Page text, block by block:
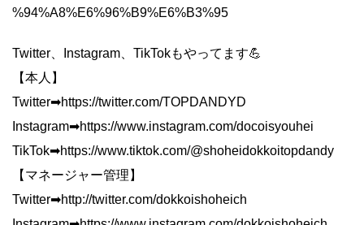
%94%A8%E6%96%B9%E6%B3%95
Twitter、Instagram、TikTokもやってます💪
【本人】
Twitter➡︎https://twitter.com/TOPDANDYD
Instagram➡︎https://www.instagram.com/docoisyouhei
TikTok➡︎https://www.tiktok.com/@shoheidokkoitopdandy
【マネージャー管理】
Twitter➡︎http://twitter.com/dokkoishoheich